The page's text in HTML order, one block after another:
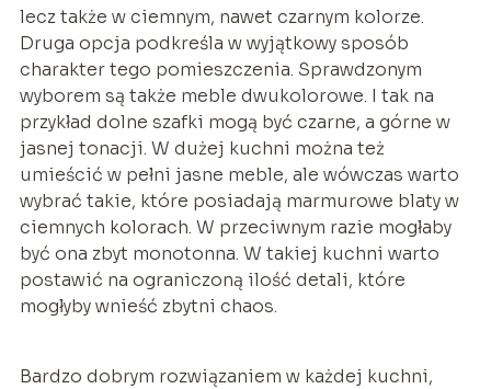
lecz także w ciemnym, nawet czarnym kolorze.
Druga opcja podkreśla w wyjątkowy sposób
charakter tego pomieszczenia. Sprawdzonym
wyborem są także meble dwukolorowe. I tak na
przykład dolne szafki mogą być czarne, a górne w
jasnej tonacji. W dużej kuchni można też
umieścić w pełni jasne meble, ale wówczas warto
wybrać takie, które posiadają marmurowe blaty w
ciemnych kolorach. W przeciwnym razie mogłaby
być ona zbyt monotonna. W takiej kuchni warto
postawić na ograniczoną ilość detali, które
mogłyby wnieść zbytni chaos.
Bardzo dobrym rozwiązaniem w każdej kuchni,